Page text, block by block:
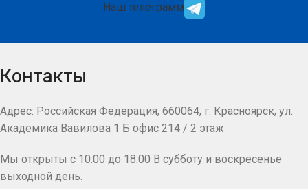
Наш телеграмм
Контакты
Адрес: Российская Федерация, 660064, г. Красноярск, ул.
Академика Вавилова 1 Б офис 214 / 2 этаж
Мы открыты с 10:00 до 18:00 В субботу и воскресенье
выходной день.